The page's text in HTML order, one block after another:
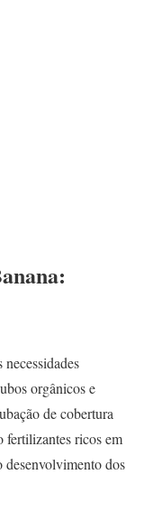
orgânicos e
de cobertura
fertilizantes ricos em
desenvolvimento dos